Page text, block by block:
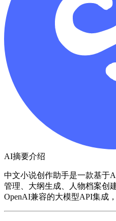
AI摘要介绍
中文小说创作助手是一款基于
管理、大纲生成、人物档案创
OpenAI兼容的大模型API集成